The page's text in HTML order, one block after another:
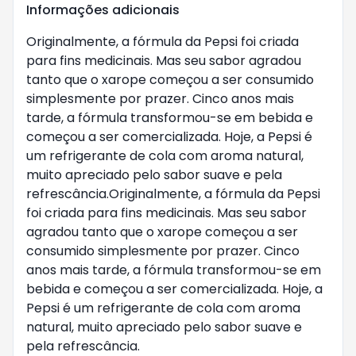
Informações adicionais
Originalmente, a fórmula da Pepsi foi criada
para fins medicinais. Mas seu sabor agradou
tanto que o xarope começou a ser consumido
simplesmente por prazer. Cinco anos mais
tarde, a fórmula transformou-se em bebida e
começou a ser comercializada. Hoje, a Pepsi é
um refrigerante de cola com aroma natural,
muito apreciado pelo sabor suave e pela
refrescância.Originalmente, a fórmula da Pepsi
foi criada para fins medicinais. Mas seu sabor
agradou tanto que o xarope começou a ser
consumido simplesmente por prazer. Cinco
anos mais tarde, a fórmula transformou-se em
bebida e começou a ser comercializada. Hoje, a
Pepsi é um refrigerante de cola com aroma
natural, muito apreciado pelo sabor suave e
pela refrescância.